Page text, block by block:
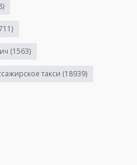
(1563)
такси (18939)